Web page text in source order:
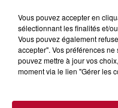
6 août 2026
NÎMES : « LE RÊVE
LES ARÈNES CES 3...
Après un franc succès
7 et 8 août. Une fresque
Vous pouvez accepter en
sélectionnant les finalités et/
Vous pouvez également
accepter". Vos préférences
pouvez mettre à jour vos
moment via le lien "Gérer les